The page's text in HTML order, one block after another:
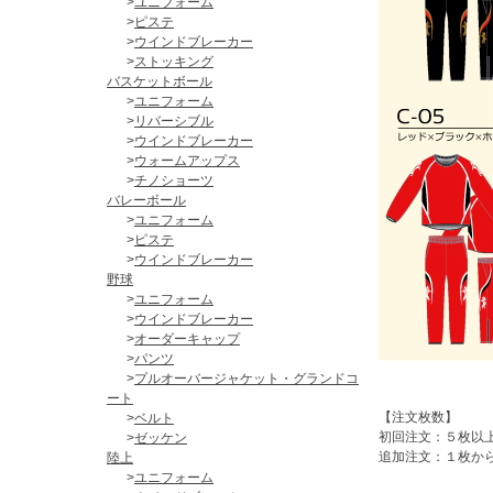
>ピステ
>ウインドブレーカー
>ストッキング
バスケットボール
>ユニフォーム
>リバーシブル
>ウインドブレーカー
>ウォームアップス
>チノショーツ
バレーボール
>ユニフォーム
>ピステ
>ウインドブレーカー
野球
>ユニフォーム
>ウインドブレーカー
>オーダーキャップ
>パンツ
>プルオーバージャケット・グランドコ
ート
>ベルト
>ゼッケン
陸上
>ユニフォーム
【注文枚数】
初回注文：５枚以
追加注文：１枚か